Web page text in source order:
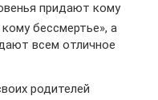
придают кому
бессмертье», а
всем отличное
родителей